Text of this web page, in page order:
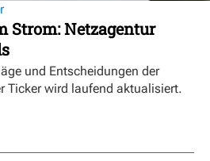
Strom: Netzagentur
und Entscheidungen der
Ticker wird laufend aktualisiert.